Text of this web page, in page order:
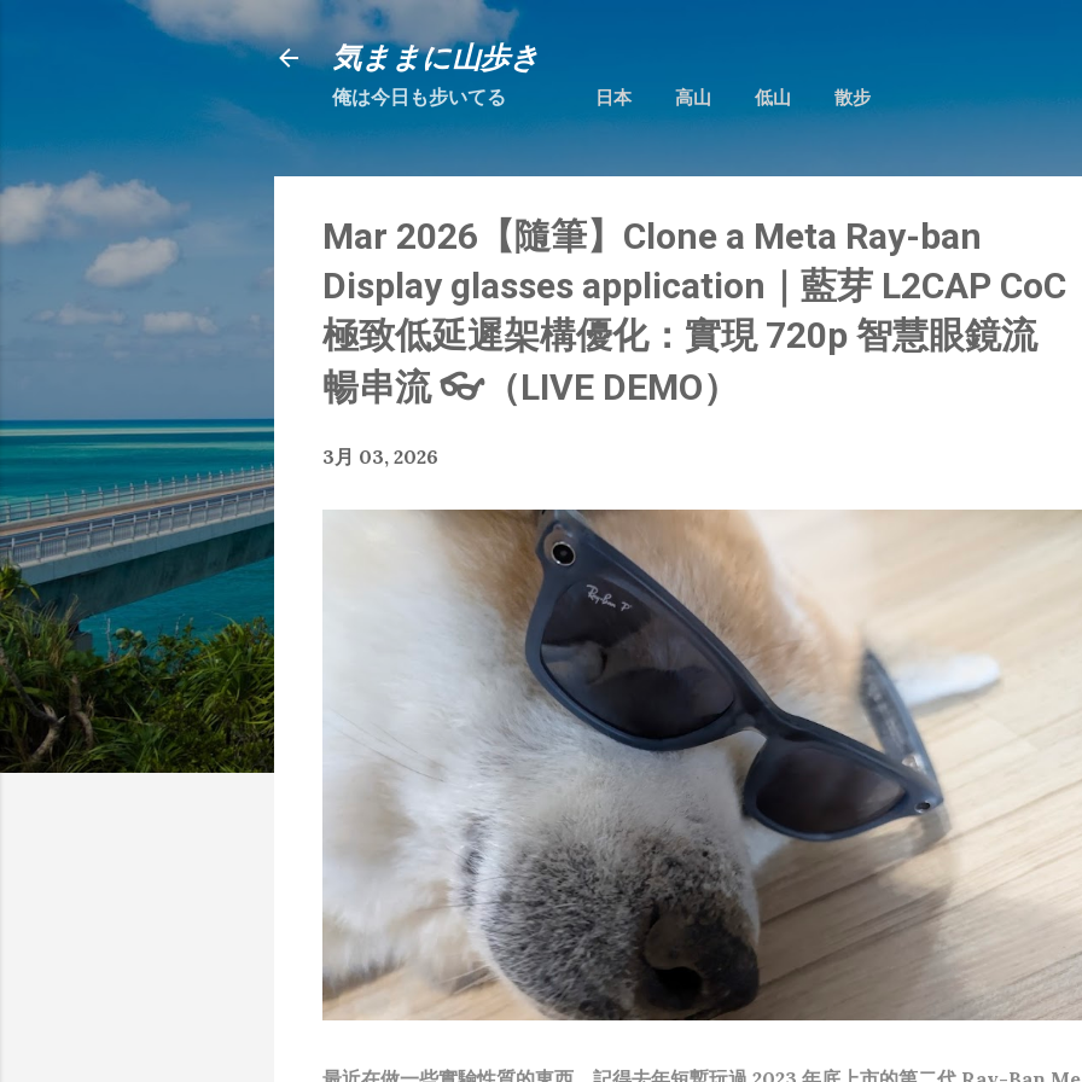
気ままに山歩き
俺は今日も步いてる 日本 高山 低山 散步
Mar 2026【隨筆】Clone a Meta Ray-ban
Display glasses application｜藍芽 L2CAP CoC
極致低延遲架構優化：實現 720p 智慧眼鏡流
暢串流 👓（LIVE DEMO）
3月 03, 2026